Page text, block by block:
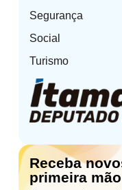
Segurança
Social
Turismo
Receba
primeira mão